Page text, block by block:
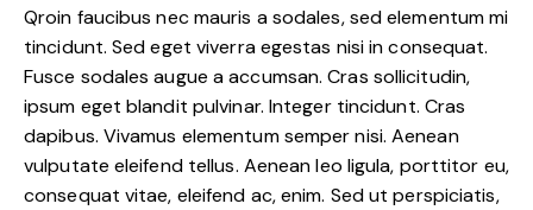
Qroin faucibus nec mauris a sodales, sed elementum mi
tincidunt. Sed eget viverra egestas nisi in consequat.
Fusce sodales augue a accumsan. Cras sollicitudin,
ipsum eget blandit pulvinar. Integer tincidunt. Cras
dapibus. Vivamus elementum semper nisi. Aenean
vulputate eleifend tellus. Aenean leo ligula, porttitor eu,
consequat vitae, eleifend ac, enim. Sed ut perspiciatis,